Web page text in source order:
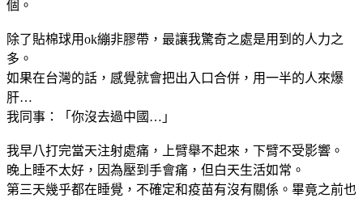
個。
除了貼棉球用ok繃非膠帶，最讓我驚奇之處是用到的人力之
多。
如果在台灣的話，感覺就會把出入口合併，用一半的人來爆
肝…
我同事：「你沒去過中國…」
我早八打完當天注射處痛，上臂舉不起來，下臂不受影響。
晚上睡不太好，因為壓到手會痛，但白天生活如常。
第三天幾乎都在睡覺，不確定和疫苗有沒有關係。畢竟之前也